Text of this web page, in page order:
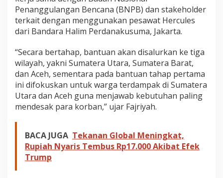
Penanggulangan Bencana (BNPB) dan stakeholder
terkait dengan menggunakan pesawat Hercules
dari Bandara Halim Perdanakusuma, Jakarta.
“Secara bertahap, bantuan akan disalurkan ke tiga
wilayah, yakni Sumatera Utara, Sumatera Barat,
dan Aceh, sementara pada bantuan tahap pertama
ini difokuskan untuk warga terdampak di Sumatera
Utara dan Aceh guna menjawab kebutuhan paling
mendesak para korban,” ujar Fajriyah.
BACA JUGA Tekanan Global Meningkat,
Rupiah Nyaris Tembus Rp17.000 Akibat Efek
Trump